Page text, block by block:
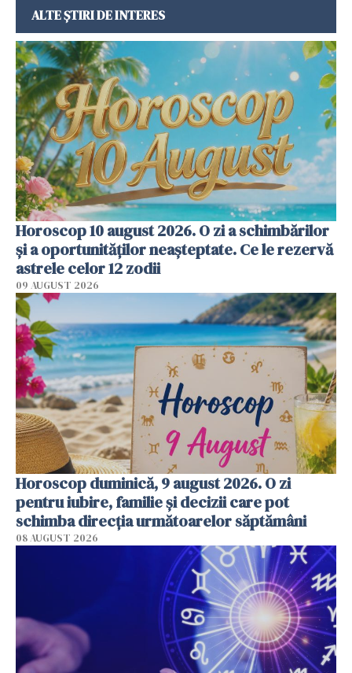
ALTE ȘTIRI DE INTERES
Horoscop 10 august 2026. O zi a schimbărilor
și a oportunităților neașteptate. Ce le rezervă
astrele celor 12 zodii
09 AUGUST 2026
Horoscop duminică, 9 august 2026. O zi
pentru iubire, familie și decizii care pot
schimba direcția următoarelor săptămâni
08 AUGUST 2026